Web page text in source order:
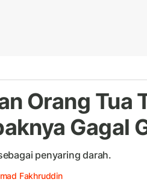
Orang Tua
Gagal
penyaring darah.
Fakhruddin